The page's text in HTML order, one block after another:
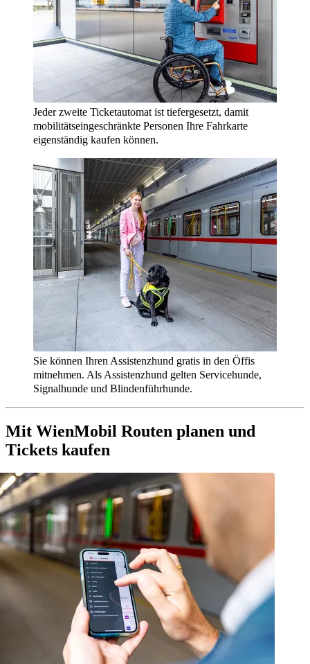
Jeder zweite Ticketautomat ist tiefergesetzt, damit
mobilitätseingeschränkte Personen Ihre Fahrkarte
eigenständig kaufen können.
Sie können Ihren Assistenzhund gratis in den Öffis
mitnehmen. Als Assistenzhund gelten Servicehunde,
Signalhunde und Blindenführhunde.
Mit WienMobil Routen planen und
Tickets kaufen